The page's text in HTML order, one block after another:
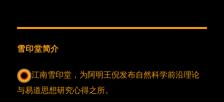
雪印堂简介
江南雪印堂，为阿明王倪发布自然科学前沿理论
与易道思想研究心得之所。